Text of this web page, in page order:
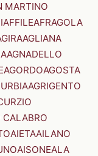
MARTINO
AFFILEAFRAGOLA
AGLIANA
AGNADELLO
AGORDOAGOSTA
AGRIGENTO
CALABRO
AIETAAILANO
AISONEALA